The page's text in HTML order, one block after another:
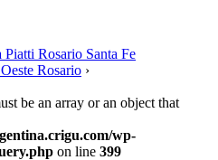
Rosario Santa Fe
Rosario ›
be an array or an object that
wp-
on line 399